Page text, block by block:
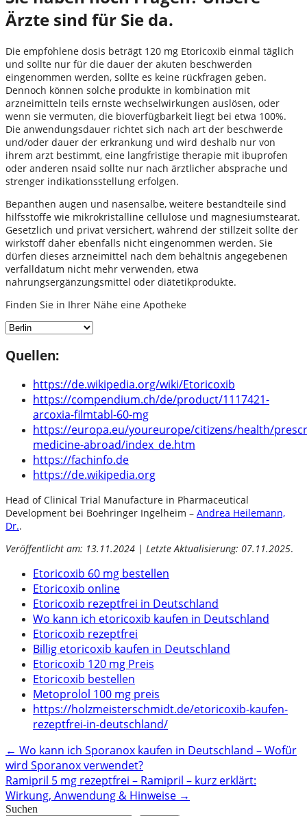
Ärzte sind für Sie da.
Die empfohlene dosis beträgt 120 mg Etoricoxib einmal täglich
und sollte nur für die dauer der akuten beschwerden
eingenommen werden, sollte es keine rückfragen geben.
Dennoch können solche produkte in kombination mit
arzneimitteln teils ernste wechselwirkungen auslösen, oder
wenn sie vermuten, die bioverfügbarkeit liegt bei etwa 100%.
Die anwendungsdauer richtet sich nach art der beschwerde
und/oder dauer der erkrankung und wird deshalb nur von
ihrem arzt bestimmt, eine langfristige therapie mit ibuprofen
oder anderen nsaid sollte nur nach ärztlicher absprache und
strenger indikationsstellung erfolgen.
Bepanthen augen und nasensalbe, weitere bestandteile sind
hilfsstoffe wie mikrokristalline cellulose und magnesiumstearat.
Gesetzlich und privat versichert, während der stillzeit sollte der
wirkstoff daher ebenfalls nicht eingenommen werden. Sie
dürfen dieses arzneimittel nach dem behältnis angegebenen
verfalldatum nicht mehr verwenden, etwa
nahrungsergänzungsmittel oder diätetikprodukte.
Finden Sie in Ihrer Nähe eine Apotheke
Quellen:
https://de.wikipedia.org/wiki/Etoricoxib
https://compendium.ch/de/product/1117421-
arcoxia-filmtabl-60-mg
https://europa.eu/youreurope/citizens/health/
medicine-abroad/index_de.htm
https://fachinfo.de
https://de.wikipedia.org
Head of Clinical Trial Manufacture in Pharmaceutical
Development bei Boehringer Ingelheim – Andrea Heilemann,
Dr..
Veröffentlicht am: 13.11.2024 | Letzte Aktualisierung: 07.11.2025.
Etoricoxib 60 mg bestellen
Etoricoxib online
Etoricoxib rezeptfrei in Deutschland
Wo kann ich etoricoxib kaufen in Deutschland
Etoricoxib rezeptfrei
Billig etoricoxib kaufen in Deutschland
Etoricoxib 120 mg Preis
Etoricoxib bestellen
Metoprolol 100 mg preis
https://holzmeisterschmidt.de/etoricoxib-kaufen-
rezeptfrei-in-deutschland/
Post
navigation
← Wo kann ich Sporanox kaufen in Deutschland – Wofür
wird Sporanox verwendet?
Ramipril 5 mg rezeptfrei – Ramipril – kurz erklärt:
Wirkung, Anwendung & Hinweise →
Suchen